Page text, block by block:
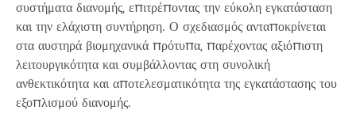
συστήματα διανομής, επιτρέποντας την εύκολη εγκατάσταση
και την ελάχιστη συντήρηση. Ο σχεδιασμός ανταποκρίνεται
στα αυστηρά βιομηχανικά πρότυπα, παρέχοντας αξιόπιστη
λειτουργικότητα και συμβάλλοντας στη συνολική
ανθεκτικότητα και αποτελεσματικότητα της εγκατάστασης του
εξοπλισμού διανομής.